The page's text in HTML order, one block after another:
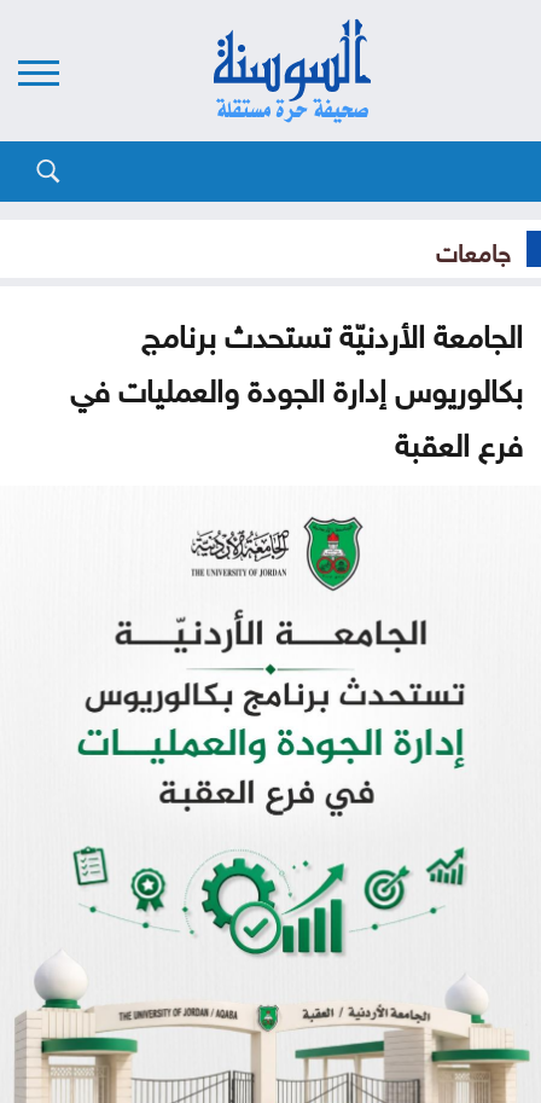
جامعات
الجامعة الأردنيّة تستحدث برنامج
بكالوريوس إدارة الجودة والعمليات في
فرع العقبة